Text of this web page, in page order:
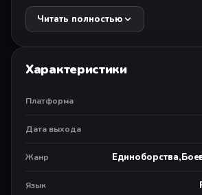
использует преимущества быстрой
сверхвысокоскоростного SSD.
легендарных четырех всадников,
ада.
Эпическая вселенная: уникальный
непохожий ни на что другое.
Выбор и индивидуализация:
Читать полностью
Характеристики
Платформа
Дата выхода
Жанр
Язык